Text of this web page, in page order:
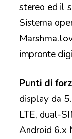
stereo ed il
Sistema
impronte
Punti di
display da
LTE, dual-
Android 6.x